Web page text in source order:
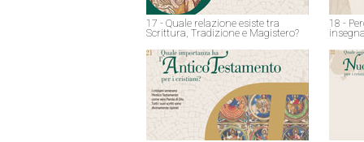
17 - Quale relazione esiste tra
Scrittura, Tradizione e Magistero?
18 -